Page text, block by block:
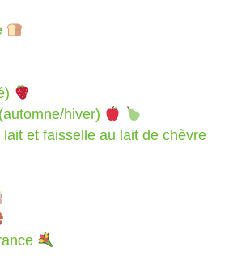
hiver)
et faisselle au lait de chèvre